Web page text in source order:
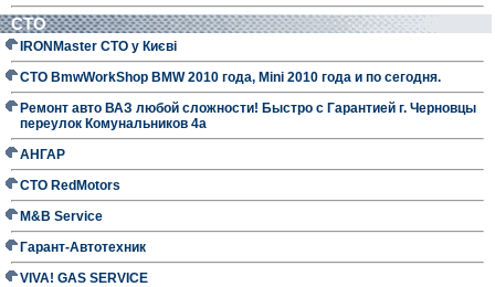
СТО
IRONMaster СТО у Києві
СТО BmwWorkShop BMW 2010 года, Mini 2010 года и по сегодня.
Ремонт авто ВАЗ любой сложности! Быстро с Гарантией г. Черновцы
переулок Комунальников 4а
АНГАР
СТО RedMotors
M&B Service
Гарант-Автотехник
VIVA! GAS SERVICE